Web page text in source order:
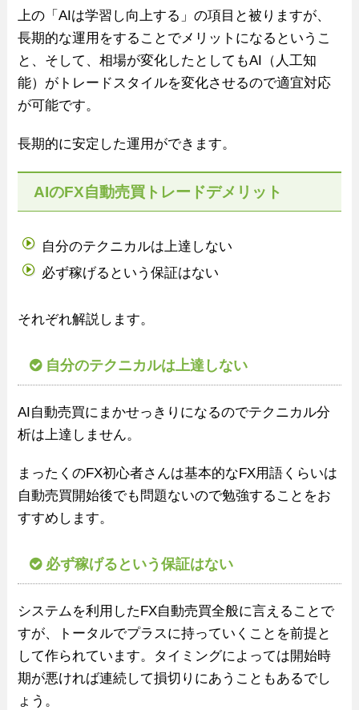
上の「AIは学習し向上する」の項目と被りますが、
長期的な運用をすることでメリットになるというこ
と、そして、相場が変化したとしてもAI（人工知
能）がトレードスタイルを変化させるので適宜対応
が可能です。
長期的に安定した運用ができます。
AIのFX自動売買トレードデメリット
自分のテクニカルは上達しない
必ず稼げるという保証はない
それぞれ解説します。
自分のテクニカルは上達しない
AI自動売買にまかせっきりになるのでテクニカル分
析は上達しません。
まったくのFX初心者さんは基本的なFX用語くらいは
自動売買開始後でも問題ないので勉強することをお
すすめします。
必ず稼げるという保証はない
システムを利用したFX自動売買全般に言えることで
すが、トータルでプラスに持っていくことを前提と
して作られています。タイミングによっては開始時
期が悪ければ連続して損切りにあうこともあるでし
ょう。